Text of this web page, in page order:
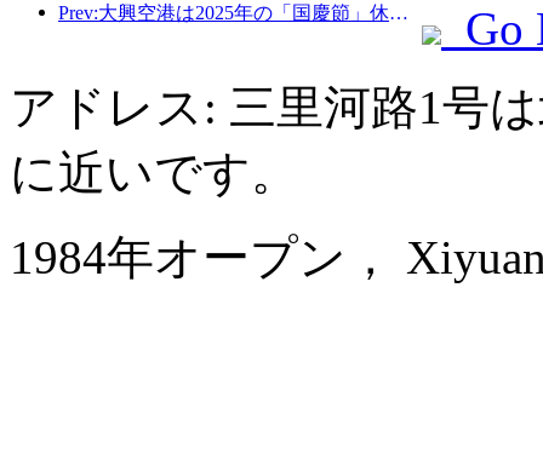
Prev:大興空港は2025年の「国慶節」休暇中に130万人以上の乗客を輸送する予定だ。
Go
アドレス: 三里河路1号
に近いです。
1984年オープン，